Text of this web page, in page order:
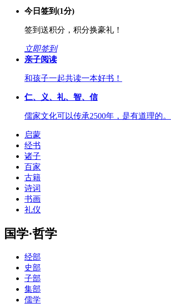
今日签到(1分)
签到送积分，积分换豪礼！
立即签到
亲子阅读
和孩子一起共读一本好书！
仁、义、礼、智、信
儒家文化可以传承2500年，是有道理的。
启蒙
经书
诸子
百家
古籍
诗词
书画
礼仪
国学·哲学
经部
史部
子部
集部
儒学